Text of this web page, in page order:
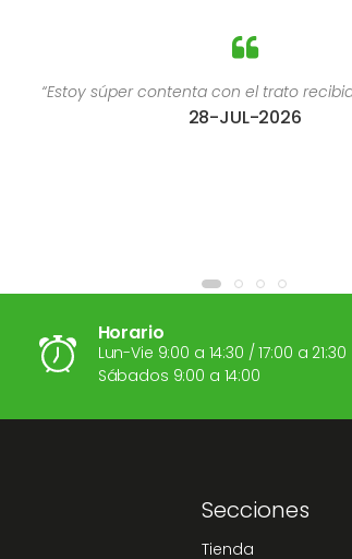
trato recibido de Esther ” “Es
Horario
Lun-Vie 9:00 a 14:30 / 17:00 a 21:30
Sábados 9:00 a 14:00
Secciones
Tienda